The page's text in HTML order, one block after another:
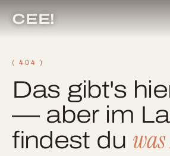
CEE!
( 404 )
Das gibt's
— aber im
findest du was